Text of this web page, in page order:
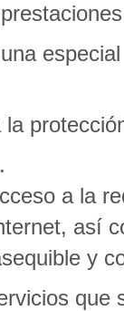
la
a la
así
y
que